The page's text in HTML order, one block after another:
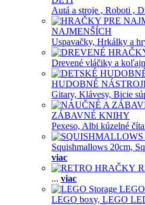
Autá a stroje , Roboti ,
NAJMENŠÍCH
Uspavačky, Hrkálky a
Drevené vláčiky a
HUDOBNÉ
Gitary, Klávesy, Bicie
ZÁBAVNÉ KNIHY
Pexeso, Albi kúzelné
Squishmallows 20cm,
viac
... viac
LEGO boxy, LEGO